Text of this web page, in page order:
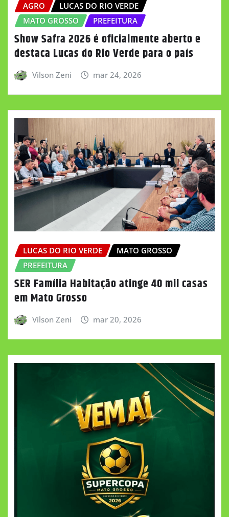
AGRO
LUCAS DO RIO VERDE
MATO GROSSO
PREFEITURA
Show Safra 2026 é oficialmente aberto e
destaca Lucas do Rio Verde para o país
Vilson Zeni mar 24, 2026
LUCAS DO RIO VERDE
MATO GROSSO
PREFEITURA
SER Família Habitação atinge 40 mil casas
em Mato Grosso
Vilson Zeni mar 20, 2026